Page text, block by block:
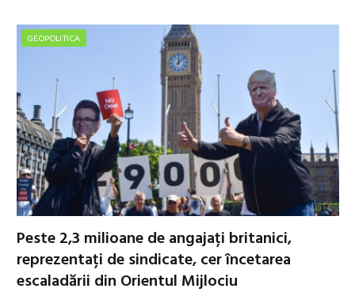
GEOPOLITICA
Peste 2,3 milioane de angajați britanici,
reprezentați de sindicate, cer încetarea
escaladării din Orientul Mijlociu